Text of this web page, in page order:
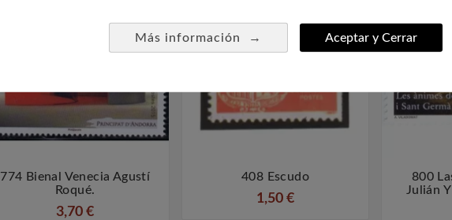
Más información → Aceptar y Cerrar
 
774 Bienal Venecia Agustí
Roqué.
3,70 €
408 Escudo
1,50 €
800
Julián